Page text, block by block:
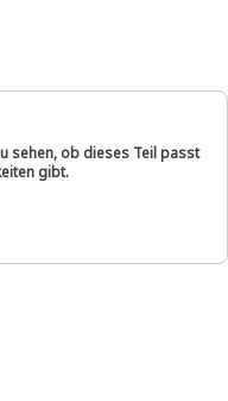
sehen, ob dieses Teil passt
gibt.